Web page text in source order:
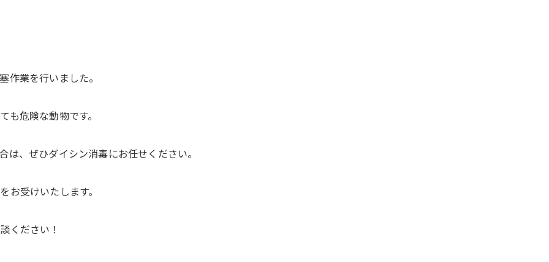
作業を行いました。
も危険な動物です。
、ぜひダイシン消毒にお任せください。
お受けいたします。
ください！